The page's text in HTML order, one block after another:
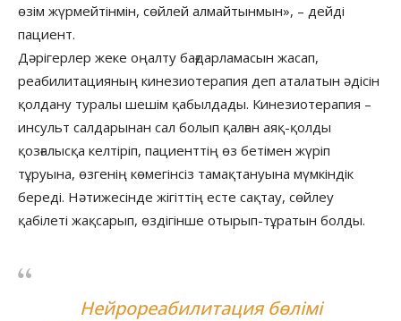
өзім жүрмейтінмін, сөйлей алмайтынмын», – дейді
пациент.
Дәрігерлер жеке оңалту бағдарламасын жасап,
реабилитацияның кинезиотерапия деп аталатын әдісін
қолдану туралы шешім қабылдады. Кинезиотерапия –
инсульт салдарынан сал болып қалған аяқ-қолды
қозғалысқа келтіріп, пациенттің өз бетімен жүріп
тұруына, өзгенің көмегінсіз тамақтануына мүмкіндік
береді. Нәтижесінде жігіттің есте сақтау, сөйлеу
қабілеті жақсарып, өздігінше отырып-тұратын болды.
Нейрореабилитация бөлімі